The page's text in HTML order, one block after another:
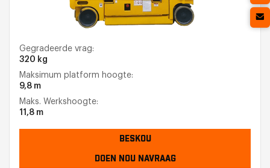
Gegradeerde vrag:
320 kg
Maksimum platform hoogte:
9,8 m
Maks. Werkshoogte:
11,8 m
BESKOU
DOEN NOU NAVRAAG